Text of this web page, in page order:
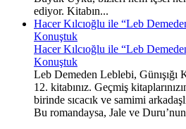
ediyor. Kitabın...
Hacer Kılcıoğlu ile “Leb
Konuştuk
Hacer Kılcıoğlu ile “Leb
Konuştuk
Leb Demeden Leblebi, Günışığı
12. kitabınız. Geçmiş
birinde sıcacık ve samimi
Bu romandaysa, Jale ve